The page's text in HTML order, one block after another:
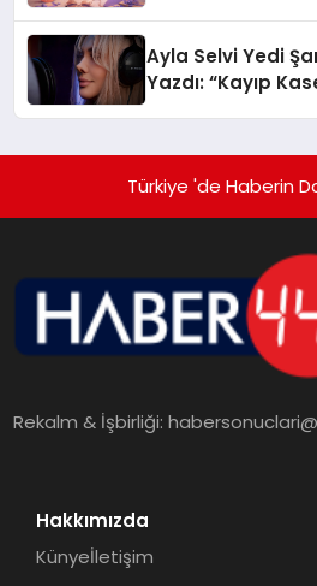
Ayla Selvi Yedi
Yazdı: “Kayıp
Türkiye 'de Haberin
Rekalm & İşbirliği:
Hakkımızda
Künyeİletişim